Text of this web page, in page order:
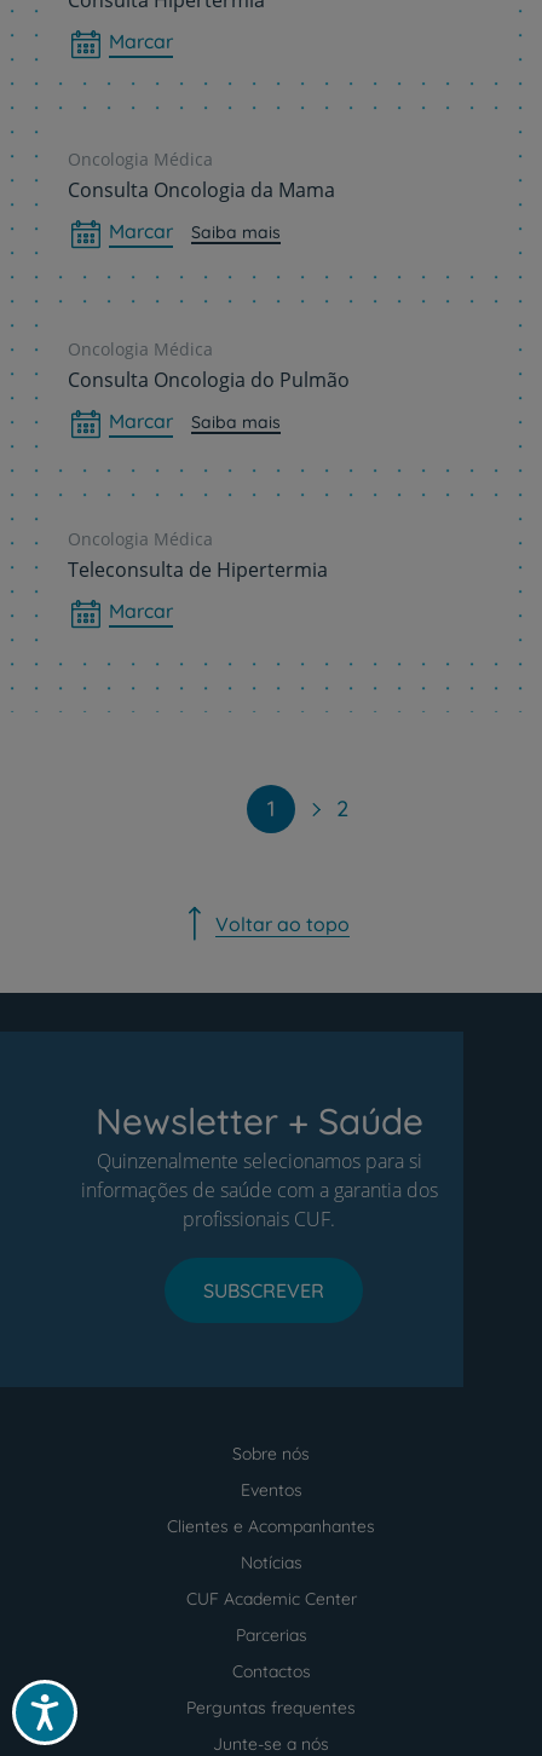
Acessibilidade
Marcar
Oncologia Médica
Consulta Oncologia da Mama
Marcar Saiba mais
Oncologia Médica
Consulta Oncologia do Pulmão
Marcar Saiba mais
Oncologia Médica
Teleconsulta de Hipertermia
Marcar
1 2
Voltar ao topo
Newsletter + Saúde
Quinzenalmente selecionamos para si
informações de saúde com a garantia dos
profissionais CUF.
SUBSCREVER
Sobre nós
Eventos
Clientes e Acompanhantes
Notícias
CUF Academic Center
Parcerias
Contactos
Perguntas frequentes
Junte-se a nós